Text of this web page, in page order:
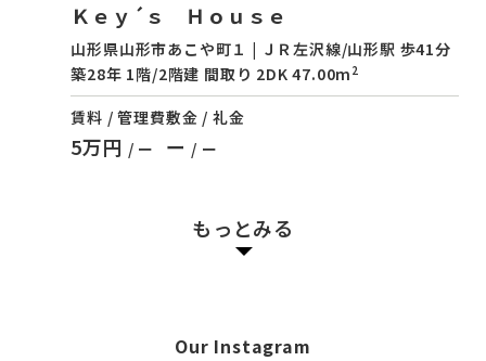
Ｋｅｙ´ｓ Ｈｏｕｓｅ
山形県山形市あこや町１ | ＪＲ左沢線/山形駅 歩41分
築28年 1階/2階建 間取り 2DK 47.00m 2
賃料 / 管理費
5万円 / ー
敷金 / 礼金
ー / ー
もっとみる
Our Instagram